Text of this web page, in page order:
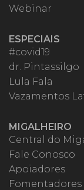
Webinar
ESPECIAIS
#covid19
dr. Pintassilgo
Lula Fala
Vazamentos
MIGALHEIRO
Central do
Fale Conosco
Apoiadores
Fomentadores